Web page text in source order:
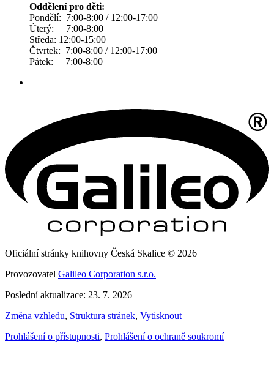
Oddělení pro děti:
Pondělí: 7:00-8:00 / 12:00-17:00
Úterý: 7:00-8:00
Středa: 12:00-15:00
Čtvrtek: 7:00-8:00 / 12:00-17:00
Pátek: 7:00-8:00
Oficiální stránky knihovny Česká Skalice © 2026
Provozovatel Galileo Corporation s.r.o.
Poslední aktualizace: 23. 7. 2026
Změna vzhledu, Struktura stránek, Vytisknout
Prohlášení o přístupnosti, Prohlášení o ochraně soukromí